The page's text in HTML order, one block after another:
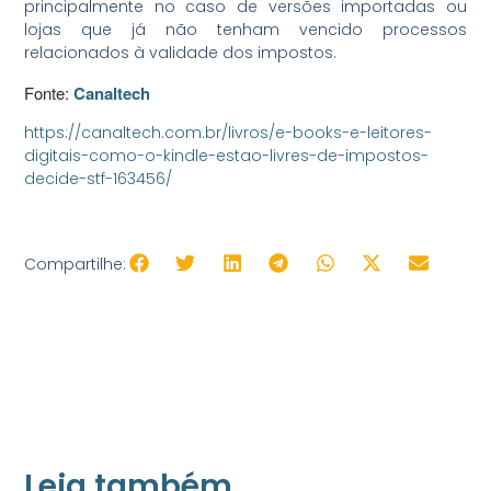
principalmente no caso de versões importadas ou
lojas que já não tenham vencido processos
relacionados à validade dos impostos.
Fonte:Canaltech
https://canaltech.com.br/livros/e-books-e-leitores-
digitais-como-o-kindle-estao-livres-de-impostos-
decide-stf-163456/
Compartilhe: